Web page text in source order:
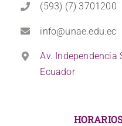
(593) (7) 3701200
info@unae.edu.ec
Av. Independencia
Ecuador